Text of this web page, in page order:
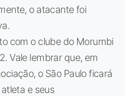
o atacante foi
com o clube do Morumbi
Vale lembrar que, em
o São Paulo ficará
e seus